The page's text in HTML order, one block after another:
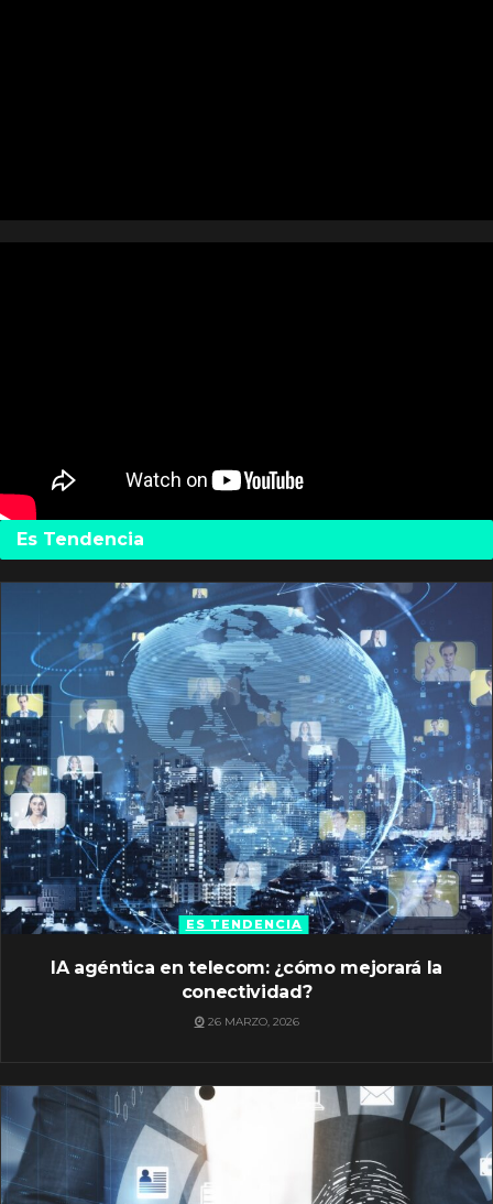
Es Tendencia
ES TENDENCIA
IA agéntica en telecom: ¿cómo mejorará la
conectividad?
26 MARZO, 2026